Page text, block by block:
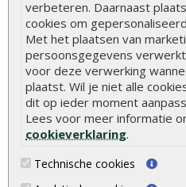
verbeteren. Daarnaast
cookies om
Met het plaatsen van
persoonsgegevens
voor deze verwerking
plaatst. Wil je niet alle
dit op ieder moment
Lees voor meer informatie
cookieverklaring.
Technische cookies
Stijlvolle houtsoorten voor in
Duurzame tuin
Welke palen voor een
Alle populaire
Tuinhout
Schutting